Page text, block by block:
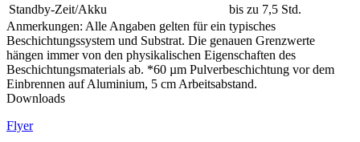
Standby-Zeit/Akku
bis zu 7,5 Std.
Anmerkungen: Alle Angaben gelten für ein typisches
Beschichtungssystem und Substrat. Die genauen Grenzwerte
hängen immer von den physikalischen Eigenschaften des
Beschichtungsmaterials ab. *60 µm Pulverbeschichtung vor dem
Einbrennen auf Aluminium, 5 cm Arbeitsabstand.
Downloads
Flyer